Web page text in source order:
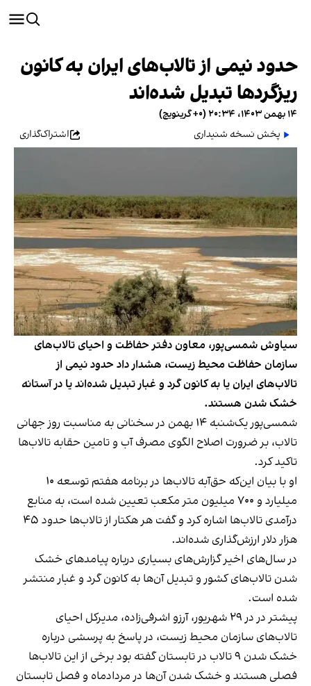
حدود نیمی از تالاب‌های ایران به کانون
ریزگرد‌ها تبدیل شده‌اند
۱۴ بهمن ۱۴۰۳، ۲۰:۳۴ (‎+۰ گرینویچ)
پخش نسخه شنیداری
اشتراک‌گذاری
سیاوش شمسی‌پور، معاون دفتر حفاظت و احیای تالاب‌های
سازمان حفاظت محیط‌ زیست، هشدار داد حدود نیمی از
تالاب‌های ایران یا به کانون گرد و غبار تبدیل شده‌اند یا در آستانه
خشک شدن هستند.
شمسی‌پور یک‌شنبه ۱۴ بهمن در سخنانی به مناسبت روز جهانی
تالاب، بر ضرورت اصلاح الگوی مصرف آب و تامین حقابه تالاب‌ها
تاکید کرد.
او با بیان این‌که حق‌آبه تالاب‌ها در برنامه هفتم توسعه ۱۰
میلیارد و ۷۰۰ میلیون متر مکعب تعیین شده است، به منابع
درآمدی تالاب‌ها اشاره کرد و گفت هر هکتار از تالاب‌ها حدود ۴۵
هزار دلار ارزش‌گذاری شده‌اند.
در سال‌های اخیر گزارش‌های بسیاری درباره پیامدهای خشک
شدن تالاب‌های کشور و تبدیل آن‌ها به کانون گرد و غبار منتشر
شده است.
پیشتر در در ۲۹ شهریور، آرزو اشرفی‌زاده، مدیرکل احیای
تالاب‌های سازمان محیط زیست، در پاسخ به پرسشی درباره
خشک شدن ۹ تالاب در تابستان گفته بود برخی از این تالاب‌ها
فصلی هستند و خشک شدن آن‌ها در مردادماه و فصل تابستان